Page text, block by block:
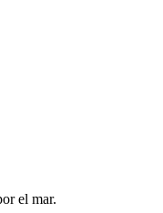
el mar.